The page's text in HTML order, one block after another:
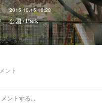
2015.10.15 16:28
公園 / Park
ント